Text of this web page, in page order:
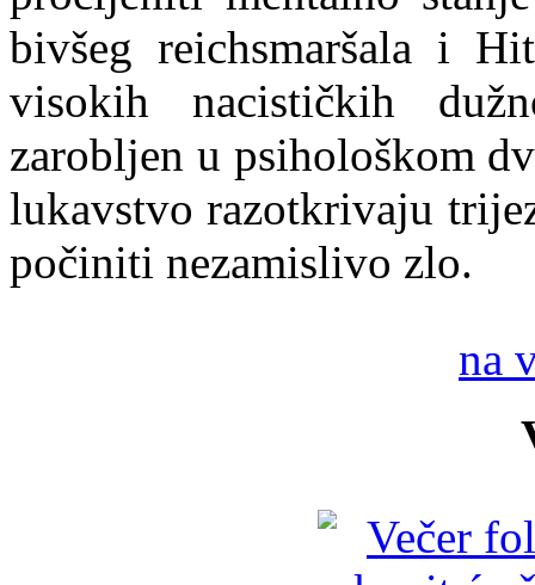
bivšeg reichsmaršala i
visokih nacističkih
zarobljen u psihološkom
lukavstvo razotkrivaju
počiniti nezamislivo zlo.
na